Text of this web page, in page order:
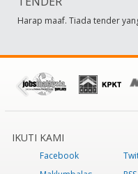
Harap maaf. Tiada tender
IKUTI KAMI
Facebook